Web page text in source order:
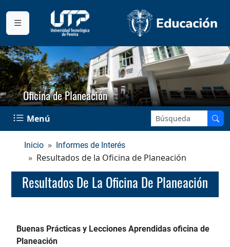
Oficina de Planeación
Menú Buscar en el sitio:
Inicio Informes de Interés
Resultados de la Oficina de Planeación
Resultados De La Oficina De Planeación
Buenas Prácticas y Lecciones Aprendidas oficina de
Planeación